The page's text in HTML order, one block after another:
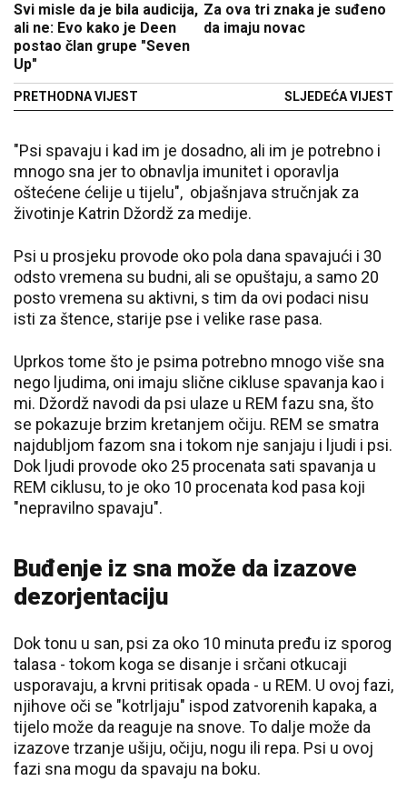
Svi misle da je bila audicija,
ali ne: Evo kako je Deen
postao član grupe "Seven
Up"
PRETHODNA VIJEST
Za ova tri znaka je suđeno
da imaju novac
SLJEDEĆA VIJEST
"Psi spavaju i kad im je dosadno, ali im je potrebno i
mnogo sna jer to obnavlja imunitet i oporavlja
oštećene ćelije u tijelu", objašnjava stručnjak za
životinje Katrin Džordž za medije.
Psi u prosjeku provode oko pola dana spavajući i 30
odsto vremena su budni, ali se opuštaju, a samo 20
posto vremena su aktivni, s tim da ovi podaci nisu
isti za štence, starije pse i velike rase pasa.
Uprkos tome što je psima potrebno mnogo više sna
nego ljudima, oni imaju slične cikluse spavanja kao i
mi. Džordž navodi da psi ulaze u REM fazu sna, što
se pokazuje brzim kretanjem očiju. REM se smatra
najdubljom fazom sna i tokom nje sanjaju i ljudi i psi.
Dok ljudi provode oko 25 procenata sati spavanja u
REM ciklusu, to je oko 10 procenata kod pasa koji
"nepravilno spavaju".
Buđenje iz sna može da izazove
dezorjentaciju
Dok tonu u san, psi za oko 10 minuta pređu iz sporog
talasa - tokom koga se disanje i srčani otkucaji
usporavaju, a krvni pritisak opada - u REM. U ovoj fazi,
njihove oči se "kotrljaju" ispod zatvorenih kapaka, a
tijelo može da reaguje na snove. To dalje može da
izazove trzanje ušiju, očiju, nogu ili repa. Psi u ovoj
fazi sna mogu da spavaju na boku.